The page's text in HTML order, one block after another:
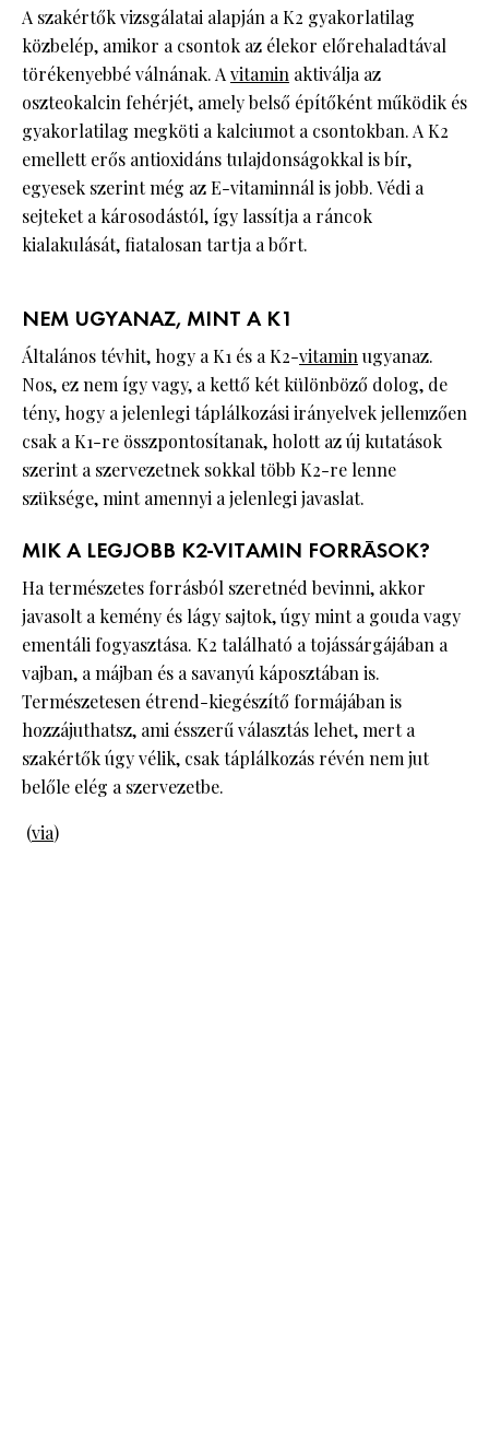
A szakértők vizsgálatai alapján a K2 gyakorlatilag
közbelép, amikor a csontok az élekor előrehaladtával
törékenyebbé válnának. Avitamin aktiválja az
oszteokalcin fehérjét, amely belső építőként működik és
gyakorlatilag megköti a kalciumot a csontokban. A K2
emellett erős antioxidáns tulajdonságokkal is bír,
egyesek szerint még az E-vitaminnál is jobb. Védi a
sejteket a károsodástól, így lassítja a ráncok
kialakulását, fiatalosan tartja a bőrt.
NEM UGYANAZ, MINT A K1
Általános tévhit, hogy a K1 és a K2-vitaminugyanaz.
Nos, ez nem így vagy, a kettő két különböző dolog, de
tény, hogy a jelenlegi táplálkozási irányelvek jellemzően
csak a K1-re összpontosítanak, holott az új kutatások
szerint a szervezetnek sokkal több K2-re lenne
szüksége, mint amennyi a jelenlegi javaslat.
MIK A LEGJOBB K2-VITAMIN FORRÁSOK?
Ha természetes forrásból szeretnéd bevinni, akkor
javasolt a kemény és lágy sajtok, úgy mint a gouda vagy
ementáli fogyasztása. K2 található a tojássárgájában a
vajban, a májban és a savanyú káposztában is.
Természetesen étrend-kiegészítő formájában is
hozzájuthatsz, ami ésszerű választás lehet, mert a
szakértők úgy vélik, csak táplálkozás révén nem jut
belőle elég a szervezetbe.
(via)